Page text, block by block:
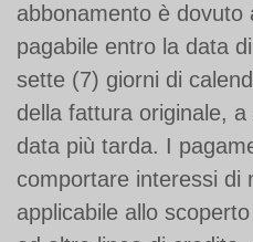
abbonamento è dovuto
pagabile entro la data
sette (7) giorni di
della fattura originale,
data più tarda. I
comportare interessi di
applicabile allo